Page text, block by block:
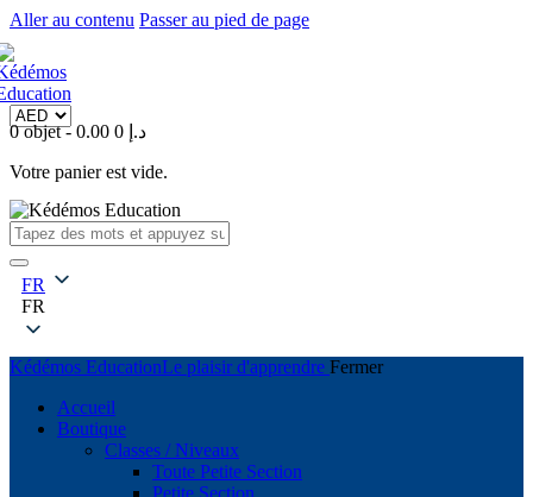
Aller au contenu Passer au pied de page
0 objet- 0.00 د.إ 0
Votre panier est vide.
FR
FR
Kédémos EducationLe plaisir d'apprendre Fermer
Accueil
Boutique
Classes / Niveaux
Toute Petite Section
Petite Section